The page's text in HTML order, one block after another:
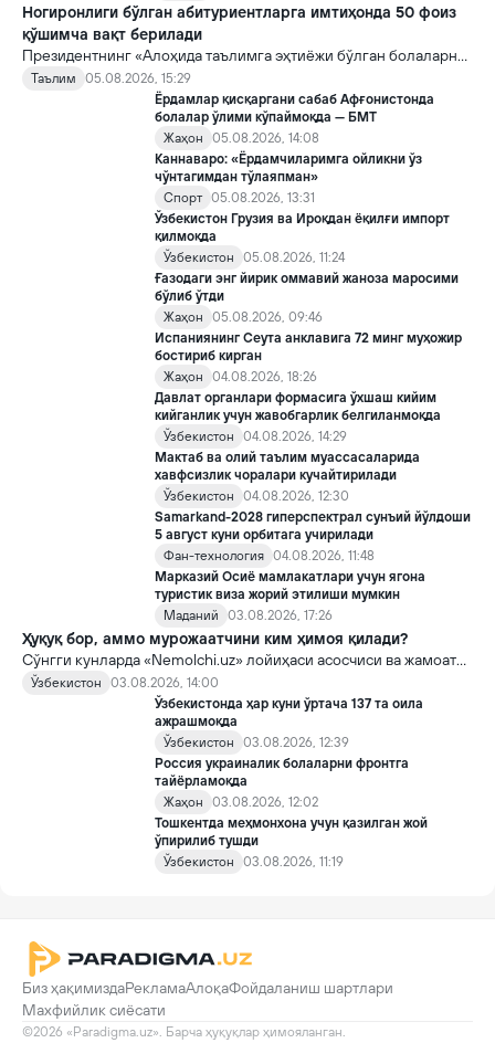
Ногиронлиги бўлган абитуриентларга имтиҳонда 50 фоиз
қўшимча вақт берилади
Президентнинг «Алоҳида таълимга эҳтиёжи бўлган болаларни
таълим ва ижтимоий хизматлар билан қамраб олиш тизимини
такомиллаштириш бўйича қўшимча чора-тадбирлар
тўғрисида»ги қарори билан инклюзив таълим соҳасида қатор
янги механизмлар жорий этилади.
Таълим
05.08.2026, 15:29
Ёрдамлар қисқаргани сабаб Афғонистонда
болалар ўлими кўпаймоқда — БМТ
Жаҳон
05.08.2026, 14:08
Каннаваро: «Ёрдамчиларимга ойликни ўз
чўнтагимдан тўлаяпман»
Спорт 05.08.2026, 13:31
Ўзбекистон Грузия ва Ироқдан ёқилғи импорт
қилмоқда
Ўзбекистон
05.08.2026, 11:24
Ғазодаги энг йирик оммавий жаноза маросими
бўлиб ўтди
Жаҳон
05.08.2026, 09:46
Испаниянинг Сеута анклавига 72 минг муҳожир
бостириб кирган
Жаҳон
04.08.2026, 18:26
Давлат органлари формасига ўхшаш кийим
кийганлик учун жавобгарлик белгиланмоқда
Ўзбекистон
04.08.2026, 14:29
Мактаб ва олий таълим муассасаларида
хавфсизлик чоралари кучайтирилади
Ўзбекистон
04.08.2026, 12:30
Samarkand-2028 гиперспектрал сунъий йўлдоши
5 август куни орбитага учирилади
Фан-технология 04.08.2026, 11:48
Марказий Осиё мамлакатлари учун ягона
туристик виза жорий этилиши мумкин
Маданий
03.08.2026, 17:26
Ҳуқуқ бор, аммо мурожаатчини ким ҳимоя қилади?
Сўнгги кунларда «Nemolchi.uz» лойиҳаси асосчиси ва жамоат
фаоли Ирина Матвиенко билан боғлиқ воқеа жамоатчиликда
кенг муҳокама қилинмоқда.
Ўзбекистон
03.08.2026, 14:00
Ўзбекистонда ҳар куни ўртача 137 та оила
ажрашмоқда
Ўзбекистон
03.08.2026, 12:39
Россия украиналик болаларни фронтга
тайёрламоқда
Жаҳон
03.08.2026, 12:02
Тошкентда меҳмонхона учун қазилган жой
ўпирилиб тушди
Ўзбекистон
03.08.2026, 11:19
Биз ҳақимиздаРекламаАлоқаФойдаланиш шартлари
Махфийлик сиёсати
©2026 «Paradigma.uz». Барча ҳуқуқлар ҳимояланган.